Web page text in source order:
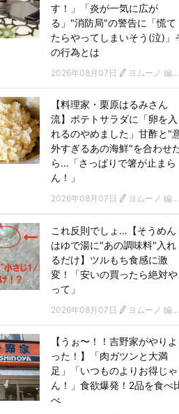
す！」「炎が一気に広が
る」"消防局"の警告に「慌て
たらやってしまいそう(泣)」
の行為とは
2026年08月07日 ヨムーノ 編集部
【料理家・栗原はるみさん
流】ポテトサラダに「卵を入
れるのやめました」甘酢と"
外すぎるあの海鮮"を合わせ
ら…「さっぱりで箸が止まら
ん！」
2026年08月07日 ヨムーノ 編集部
これ反則でしょ…【そうめん
はゆで湯に"あの調味料"入れ
るだけ】ツルもち食感に激
変！「安いの買ったら絶対や
って」
2026年08月07日 ヨムーノ 編集部
【うぉ〜！！吉野家がやりよ
った！】「肉ガツンと大満
足」「いつものよりお得じゃ
ん！」食欲爆発！2品を食べ
べ